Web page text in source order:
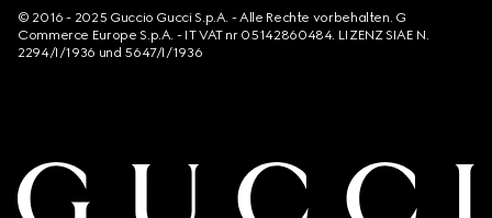
© 2016 - 2025 Guccio Gucci S.p.A. - Alle Rechte vorbehalten. G
Commerce Europe S.p.A. - IT VAT nr 05142860484. LIZENZ SIAE N.
2294/I/1936 und 5647/I/1936